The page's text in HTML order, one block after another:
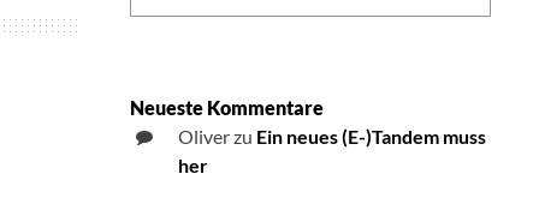
Neueste Kommentare
Oliverzu Ein neues (E-)Tandem muss
her